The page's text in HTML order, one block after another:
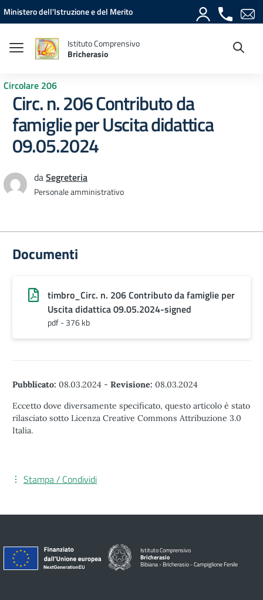
Vai ai contenuti
Vai al menu di navigazione
Vai al footer
Ministero dell'Istruzione e del Merito
Istituto Comprensivo
Bricherasio
Circolare 206
Circ. n. 206 Contributo da
famiglie per Uscita didattica
09.05.2024
daSegreteria
Personale amministrativo
Documenti
timbro_Circ. n. 206 Contributo da famiglie per
Uscita didattica 09.05.2024-signed
pdf - 376 kb
Pubblicato: 08.03.2024 - Revisione: 08.03.2024
Eccetto dove diversamente specificato, questo articolo è stato
rilasciato sotto Licenza Creative Commons Attribuzione 3.0
Italia.
Stampa / Condividi
Istituto Comprensivo
Bricherasio
Bibiana - Bricherasio - Campiglione Fenile